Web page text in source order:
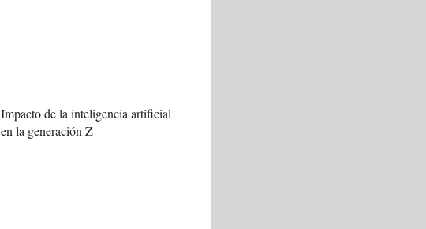
Impacto de la inteligencia artificial
en la generación Z